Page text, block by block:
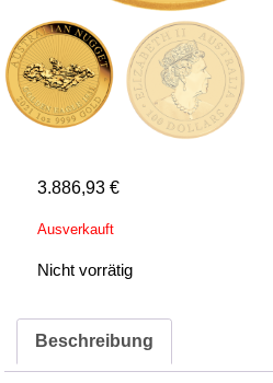
3.886,93€
Ausverkauft
Nicht vorrätig
Beschreibung